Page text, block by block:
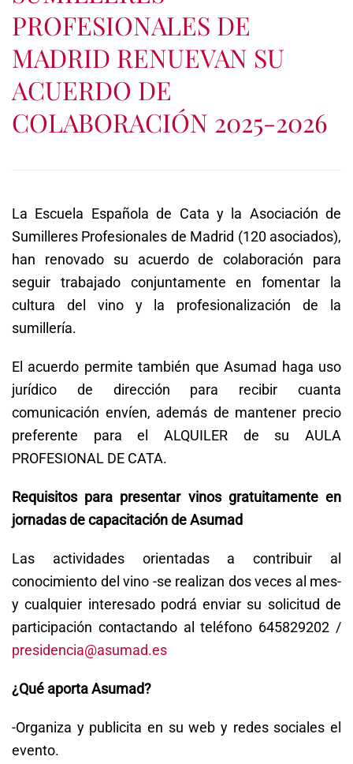
PROFESIONALES DE
MADRID RENUEVAN SU
ACUERDO DE
COLABORACIÓN 2025-2026
La Escuela Española de Cata y la Asociación de
Sumilleres Profesionales de Madrid (120 asociados),
han renovado su acuerdo de colaboración para
seguir trabajado conjuntamente en fomentar la
cultura del vino y la profesionalización de la
sumillería.
El acuerdo permite también que Asumad haga uso
jurídico de dirección para recibir cuanta
comunicación envíen, además de mantener precio
preferente para el ALQUILER de su AULA
PROFESIONAL DE CATA.
Requisitos para presentar vinos gratuitamente en
jornadas de capacitación de Asumad
Las actividades orientadas a contribuir al
conocimiento del vino -se realizan dos veces al mes-
y cualquier interesado podrá enviar su solicitud de
participación contactando al teléfono 645829202 /
presidencia@asumad.es
¿Qué aporta Asumad?
-Organiza y publicita en su web y redes sociales el
evento.